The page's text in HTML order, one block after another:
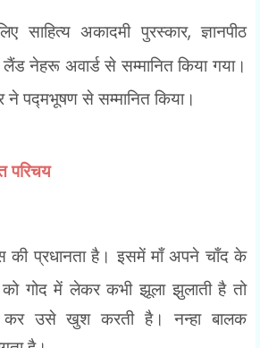
साहित्य अकादमी पुरस्कार,ज्ञानपीठ
नेहरू अवार्ड से सम्मानित किया गया।
ने पद्मभूषण से सम्मानित किया।
परिचय
की प्रधानता है। इसमें माँ अपने चाँद के
गोद में लेकरकभी झूला झुलाती है तो
कर उसे खुश करती है। नन्हा बालक